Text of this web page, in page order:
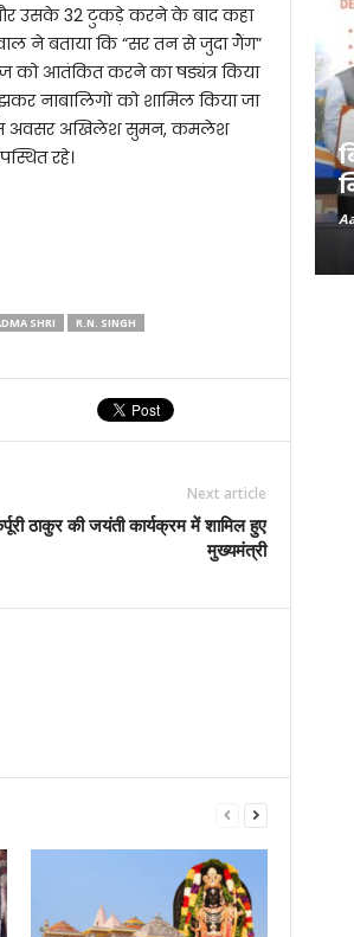
और उसके 32 टुकड़े करने के बाद कहा
ने बताया कि “सर तन से जुदा गैंग”
को आतंकित करने का षड्यंत्र किया
नाबालिगों को शामिल किया जा
इस अवसर अखिलेश सुमन, कमलेश
रहे।
SHRI
R.N. SINGH
Next article
ठाकुर की जयंती कार्यक्रम में शामिल हुए
मुख्यमंत्री